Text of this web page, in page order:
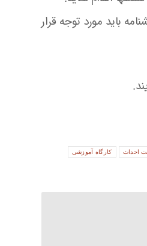
باید مورد توجه قرار
احداث کارگاه آموزشی